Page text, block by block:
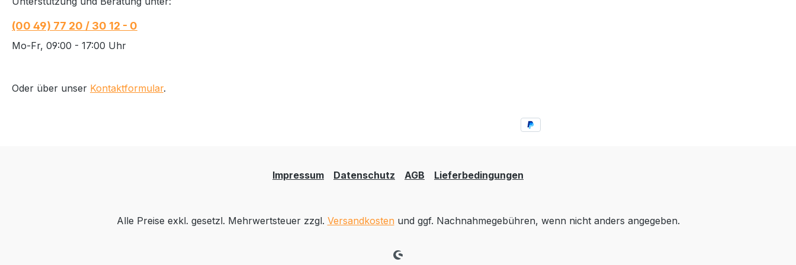
(00 49) 77 20 / 30 12 - 0
Mo-Fr, 09:00 - 17:00 Uhr
Oder über unser Kontaktformular.
Impressum Datenschutz AGB Lieferbedingungen
Alle Preise exkl. gesetzl. Mehrwertsteuer zzgl. Versandkosten und ggf. Nachnahmegebühren, wenn nicht anders angegeben.